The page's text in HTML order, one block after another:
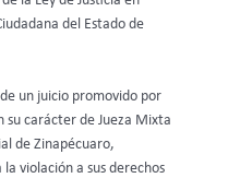
del Estado de
un juicio promovido por
su carácter de Jueza Mixta
de Zinapécuaro,
violación a sus derechos